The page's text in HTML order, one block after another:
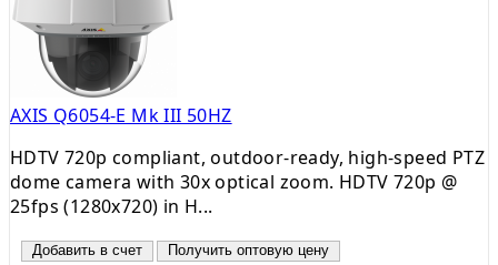
AXIS Q6054-E Mk III 50HZ
HDTV 720p compliant, outdoor-ready, high-speed PTZ
dome camera with 30x optical zoom. HDTV 720p @
25fps (1280x720) in H...
Добавить в счет Получить оптовую цену